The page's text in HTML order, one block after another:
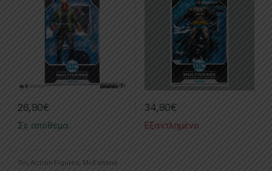
26,90€
Σε απόθεμα
34,90€
Εξαντλημένο
7in,Action Figures, McFarlane
Toys Spawn